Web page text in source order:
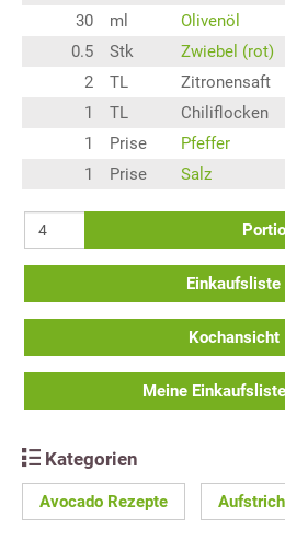
30
ml
Olivenöl
0.5
Stk
Zwiebel (rot)
2
TL
Zitronensaft
1
TL
Chiliflocken
1
Prise
Pfeffer
1
Prise Salz
Einkaufsliste
Kochansicht
Meine
Kategorien
Avocado Rezepte